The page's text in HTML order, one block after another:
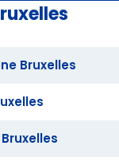
Bruxelles